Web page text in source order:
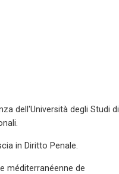
dell'Università degli Studi di
in Diritto Penale.
méditerranéenne de